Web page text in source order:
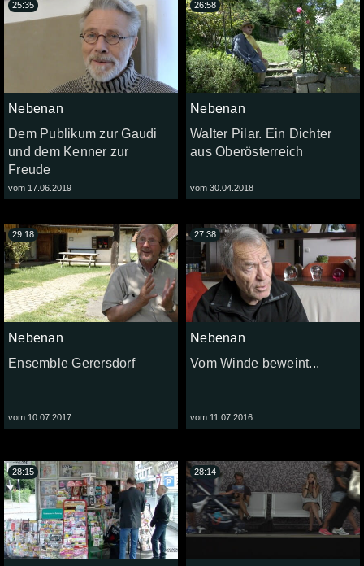
Nebenan
Dem Publikum zur Gaudi
und dem Kenner zur
Freude
vom 17.06.2019
25:35
Nebenan
Walter Pilar. Ein Dichter
aus Oberösterreich
vom 30.04.2018
26:58
Nebenan
Ensemble Gerersdorf
vom 10.07.2017
29:18
Nebenan
Vom Winde beweint...
vom 11.07.2016
27:38
28:15 28:14